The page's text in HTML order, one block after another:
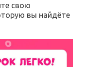
свою
вы найдёте